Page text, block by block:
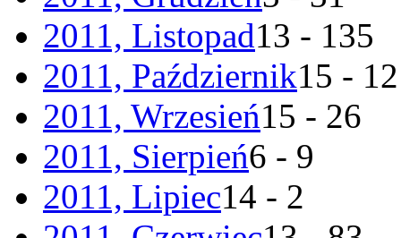
2011, Listopad13 - 135
2011, Październik15 -
2011, Wrzesień15 - 26
2011, Sierpień6 - 9
2011, Lipiec14 - 2